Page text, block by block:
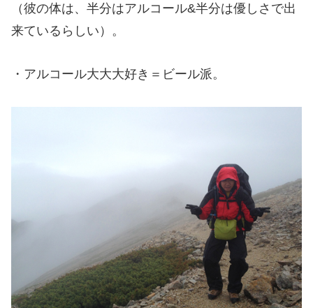
（彼の体は、半分はアルコール&半分は優しさで出
来ているらしい）。
・アルコール大大大好き＝ビール派。